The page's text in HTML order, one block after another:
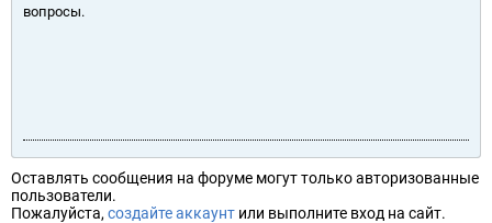
вопросы.
Оставлять сообщения на форуме могут только авторизованные
пользователи.
Пожалуйста, создайте аккаунт или выполните вход на сайт.